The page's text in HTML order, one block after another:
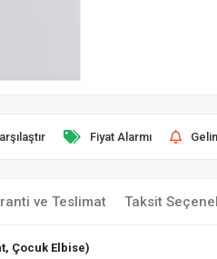
Fiyat Alarmı
ve Teslimat Taksit
Çocuk Elbise)